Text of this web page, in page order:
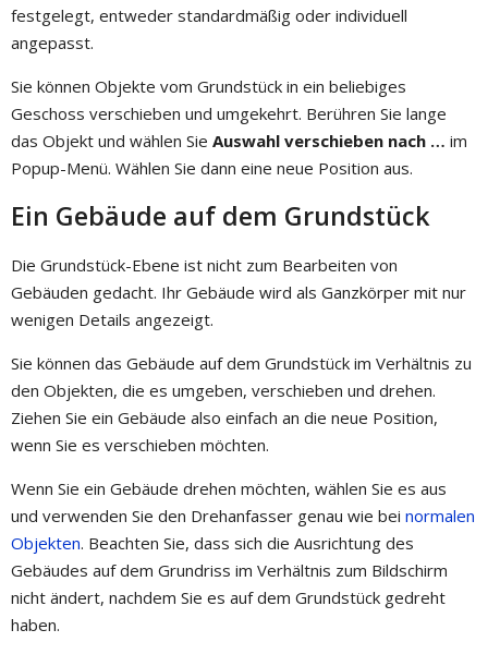
festgelegt, entweder standardmäßig oder individuell
angepasst.
Sie können Objekte vom Grundstück in ein beliebiges
Geschoss verschieben und umgekehrt. Berühren Sie lange
das Objekt und wählen Sie Auswahl verschieben nach … im
Popup-Menü. Wählen Sie dann eine neue Position aus.
Ein Gebäude auf dem Grundstück
Die Grundstück-Ebene ist nicht zum Bearbeiten von
Gebäuden gedacht. Ihr Gebäude wird als Ganzkörper mit nur
wenigen Details angezeigt.
Sie können das Gebäude auf dem Grundstück im Verhältnis zu
den Objekten, die es umgeben, verschieben und drehen.
Ziehen Sie ein Gebäude also einfach an die neue Position,
wenn Sie es verschieben möchten.
Wenn Sie ein Gebäude drehen möchten, wählen Sie es aus
und verwenden Sie den Drehanfasser genau wie bei normalen
Objekten. Beachten Sie, dass sich die Ausrichtung des
Gebäudes auf dem Grundriss im Verhältnis zum Bildschirm
nicht ändert, nachdem Sie es auf dem Grundstück gedreht
haben.